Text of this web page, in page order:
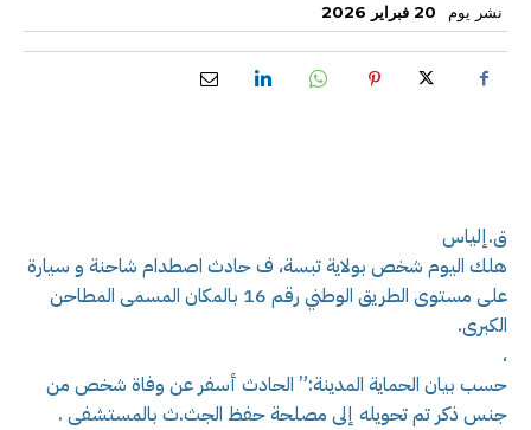
نشر يوم 20 فبراير 2026
ق.إلياس
هلك اليوم شخص بولاية تبسة، ف حادث اصطدام شاحنة و سيارة
على مستوى الطريق الوطني رقم 16 بالمكان المسمى المطاحن
الكبرى.
،
حسب بيان الحماية المدينة:” الحادث أسفر عن وفاة شخص من
جنس ذكر تم تحويله إلى مصلحة حفظ الجث.ث بالمستشفى .